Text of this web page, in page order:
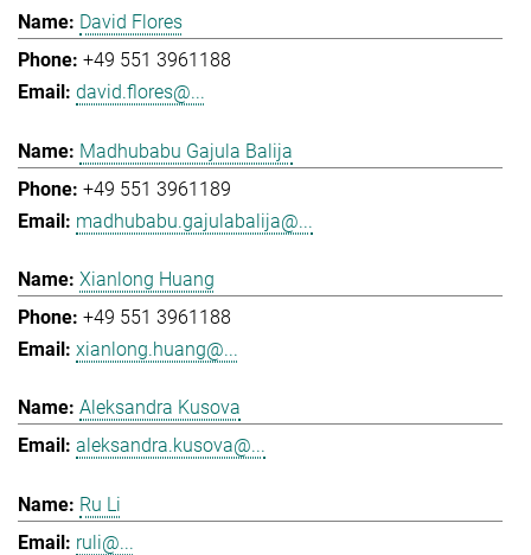
David Flores
+49 551 3961188
david.flores@...
Madhubabu Gajula Balija
+49 551 3961189
madhubabu.gajulabalija@...
Xianlong Huang
+49 551 3961188
xianlong.huang@...
Aleksandra Kusova
aleksandra.kusova@...
Ru Li
ruli@...